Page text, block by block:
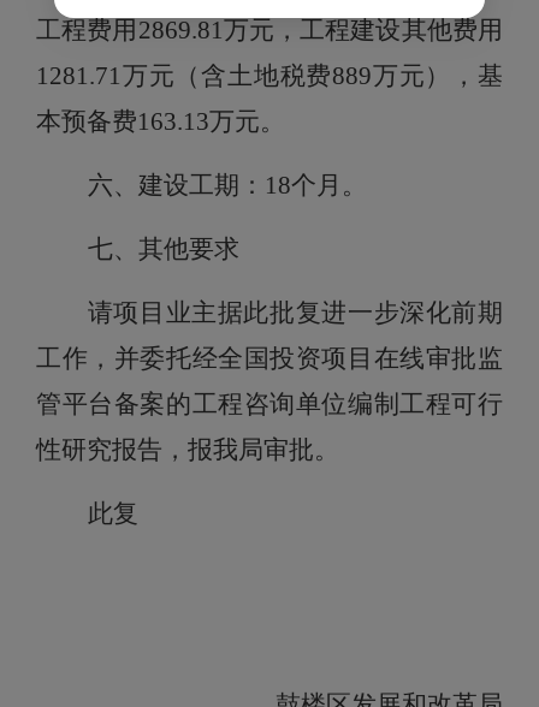
工程费用 2869.81万元，工程建设其他费用
1281.71万元（含土地税费889万元），基
本预备费163.13万元。
六、建设工期： 18个 月 。
七、 其他要求
请项目业主据此批复进一步深化前期
工作，并委托经全国投资项目在线审批监
管平台备案的工程咨询单位编制工程可行
性研究报告，报我局审批。
此复